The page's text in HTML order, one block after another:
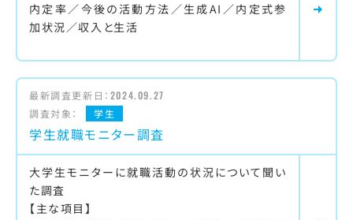
内定率／今後の活動方法／生成AI／内定式参
加状況／収入と生活
最新調査更新日： 2024.09.27
調査対象：
学生
学生就職モニター調査
大学生モニターに就職活動の状況について聞い
た調査
【主な項目】